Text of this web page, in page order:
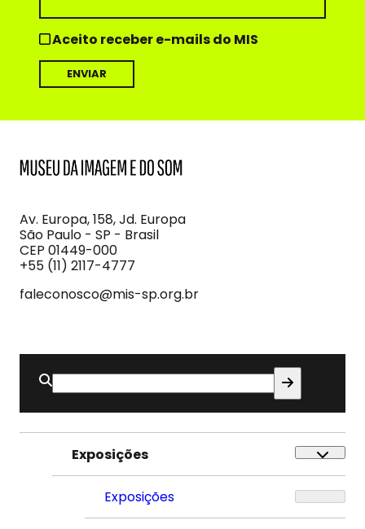
Aceito receber e-mails do MIS
Imagem
e
do
Som
Av. Europa, 158, Jd. Europa
São Paulo - SP - Brasil
CEP 01449-000
+55 (11) 2117-4777
faleconosco@mis-sp.org.br
Buscar
por:
Exposições
Exposições